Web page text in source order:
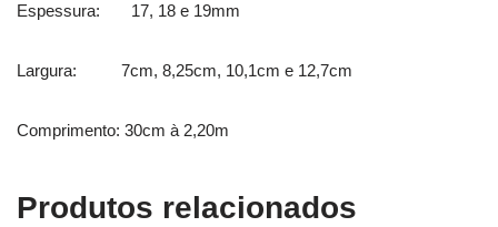
Espessura: 17, 18 e 19mm
Largura: 7cm, 8,25cm, 10,1cm e 12,7cm
Comprimento: 30cm à 2,20m
Produtos relacionados